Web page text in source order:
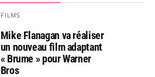
FILMS
Mike Flanagan va réaliser
un nouveau film adaptant
« Brume » pour Warner
Bros